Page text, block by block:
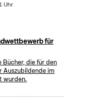
Uhr
für
Bücher, die für den
Auszubildende im
wurden.